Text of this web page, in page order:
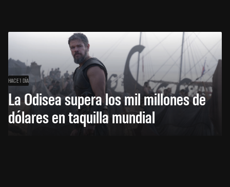
HACE 1 DÍA
La Odisea supera los mil millones de
dólares en taquilla mundial